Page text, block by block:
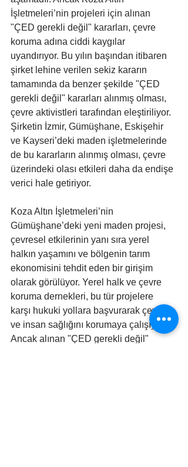
İşletmeleri’nin projeleri için alınan
"ÇED gerekli değil" kararları, çevre
koruma adına ciddi kaygılar
uyandırıyor. Bu yılın başından itibaren
şirket lehine verilen sekiz kararın
tamamında da benzer şekilde "ÇED
gerekli değil" kararları alınmış olması,
çevre aktivistleri tarafından eleştiriliyor.
Şirketin İzmir, Gümüşhane, Eskişehir
ve Kayseri’deki maden işletmelerinde
de bu kararların alınmış olması, çevre
üzerindeki olası etkileri daha da endişe
verici hale getiriyor.
Koza Altın İşletmeleri’nin
Gümüşhane’deki yeni maden projesi,
çevresel etkilerinin yanı sıra yerel
halkın yaşamını ve bölgenin tarım
ekonomisini tehdit eden bir girişim
olarak görülüyor. Yerel halk ve çevre
koruma dernekleri, bu tür projelere
karşı hukuki yollara başvurarak çevre
ve insan sağlığını korumaya çalışıyor.
Ancak alınan "ÇED gerekli değil"